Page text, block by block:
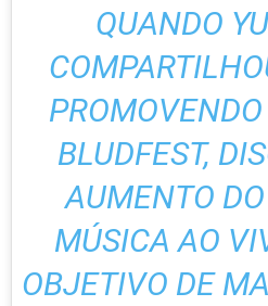
QUANDO
BLUDFEST,
AUMENTO
MÚSICA AO
OBJETIVO DE